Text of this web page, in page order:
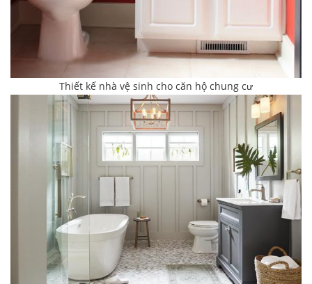
Thiết kế nhà vệ sinh cho căn hộ chung cư